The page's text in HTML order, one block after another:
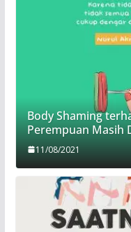
Body Shaming
Perempuan Masih
11/08/2021